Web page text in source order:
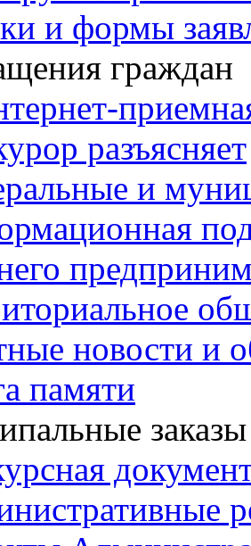
и формы
граждан
разъясняет
и
новости и
памяти